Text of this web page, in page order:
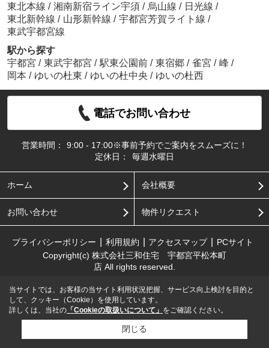
東北本線 / 湘南新宿ライン宇須 / 烏山線 / 日光線 /
東北新幹線 / 山形新幹線 / 宇都宮芳賀ライト線 /
東武宇都宮線
駅から探す
宇都宮 / 東武宇都宮 / 駅東公園前 / 東宿郷 / 雀宮 / 峰 /
岡本 / ゆいの杜東 / ゆいの杜中央 / ゆいの杜西
電話でお問い合わせ
営業時間：
9:00 - 17:00※事前予約でご案内をスムーズに！
定休日：
毎週水曜日
ホーム 会社概要
お問い合わせ 物件リクエスト
プライバシーポリシー 利用規約 アクセスマップ
PCサイト
Copyright(c) 株式会社三和住宅 宇都宮平松本町
店 All rights reserved.
当サイトでは、お客様の当サイト利用状況把握、サービス向上検討を目的と
して、クッキー（Cookie）を使用しています。
詳しくは、当社の 「Cookieの取扱いについて」 をご確認ください。
閉じる